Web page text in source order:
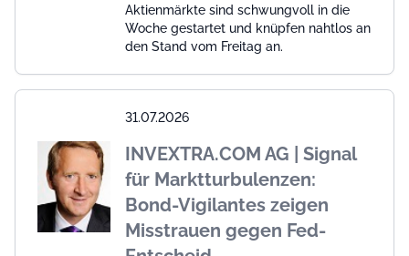
Aktienmärkte sind schwungvoll in die
Woche gestartet und knüpfen nahtlos an
den Stand vom Freitag an.
31.07.2026
INVEXTRA.COM AG | Signal
für Marktturbulenzen:
Bond-Vigilantes zeigen
Misstrauen gegen Fed-